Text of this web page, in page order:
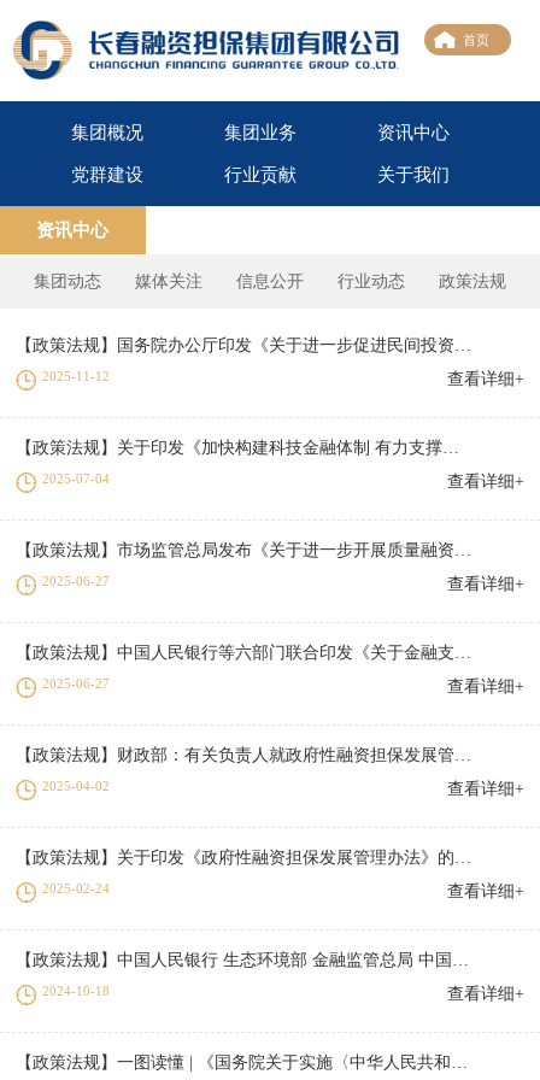
首页
集团概况 集团业务 资讯中心
党群建设 行业贡献 关于我们
资讯中心
集团动态 媒体关注 信息公开 行业动态 政策法规
【政策法规】国务院办公厅印发《关于进一步促进民间投资发展的若干措施》
2025-11-12 查看详细+
【政策法规】关于印发《加快构建科技金融体制 有力支撑高水平科技自立自强的若干政策举措》的通知
2025-07-04 查看详细+
【政策法规】市场监管总局发布《关于进一步开展质量融资增信工作更好帮扶中小微企业的通知》
2025-06-27 查看详细+
【政策法规】中国人民银行等六部门联合印发《关于金融支持提振和扩大消费的指导意见》
2025-06-27 查看详细+
【政策法规】财政部：有关负责人就政府性融资担保发展管理办法答记者问（一至五）
2025-04-02 查看详细+
【政策法规】关于印发《政府性融资担保发展管理办法》的通知
2025-02-24 查看详细+
【政策法规】中国人民银行 生态环境部 金融监管总局 中国证监会关于发挥绿色金融作用 服务美丽中国建设的意见
2024-10-18 查看详细+
【政策法规】一图读懂 | 《国务院关于实施〈中华人民共和国公司法〉注册资本登记管理制度的规定》